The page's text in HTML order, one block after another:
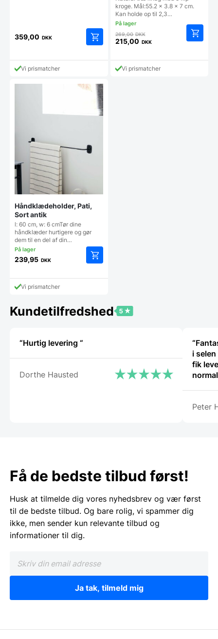
359,00 DKK
Vi prismatcher
kroge. Mål:55.2 x 3.8 x 7 cm.
Kan holde op til 2,3…
269,00DKKDen
oprindelige
var:
269,00 DKK.
215,00 DKK
aktuelle
prisVi prismatcher
Håndklædeholder, Pati,
Sort antik
l: 60 cm, w: 6 cmTør dine
håndklæder hurtigere og gør
dem til en del af din…
239,95 DKK
Vi prismatcher
Kundetilfredshed
“Hurtig levering “
Dorthe Hausted
i
fik
Peter
Få de bedste tilbud først!
Husk at tilmelde dig vores nyhedsbrev og vær først
til de bedste tilbud. Og bare rolig, vi spammer dig
ikke, men sender kun relevante tilbud og
informationer til dig.
Ja tak, tilmeld mig